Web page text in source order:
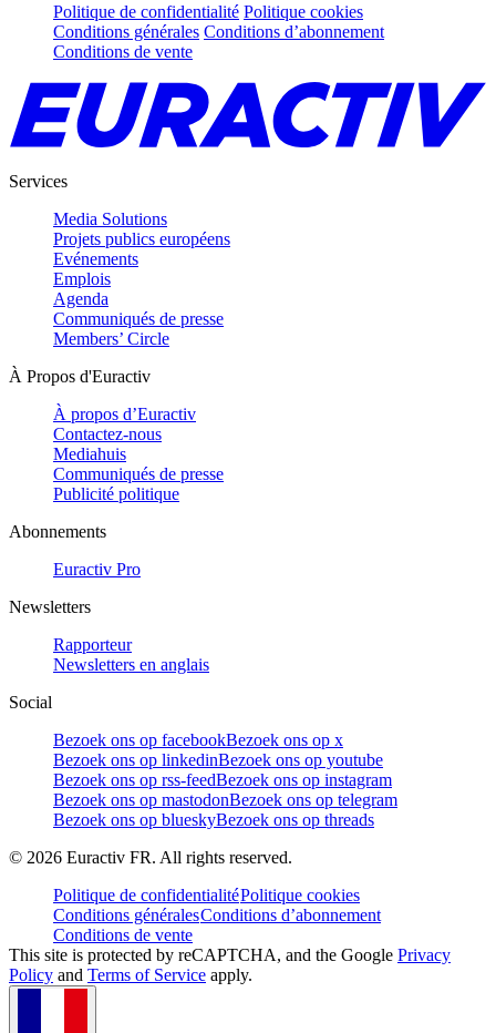
Politique de confidentialité Politique cookies
Conditions générales Conditions d’abonnement
Conditions de vente
Services
Media Solutions
Projets publics européens
Evénements
Emplois
Agenda
Communiqués de presse
Members’ Circle
À Propos d'Euractiv
À propos d’Euractiv
Contactez-nous
Mediahuis
Communiqués de presse
Publicité politique
Abonnements
Euractiv Pro
Newsletters
Rapporteur
Newsletters en anglais
Social
Bezoek ons op facebookBezoek ons op x
Bezoek ons op linkedinBezoek ons op youtube
Bezoek ons op rss-feedBezoek ons op instagram
Bezoek ons op mastodonBezoek ons op telegram
Bezoek ons op blueskyBezoek ons op threads
© 2026 Euractiv FR. All rights reserved.
Politique de confidentialitéPolitique cookies
Conditions généralesConditions d’abonnement
Conditions de vente
This site is protected by reCAPTCHA, and the Google Privacy
Policy and Terms of Service apply.